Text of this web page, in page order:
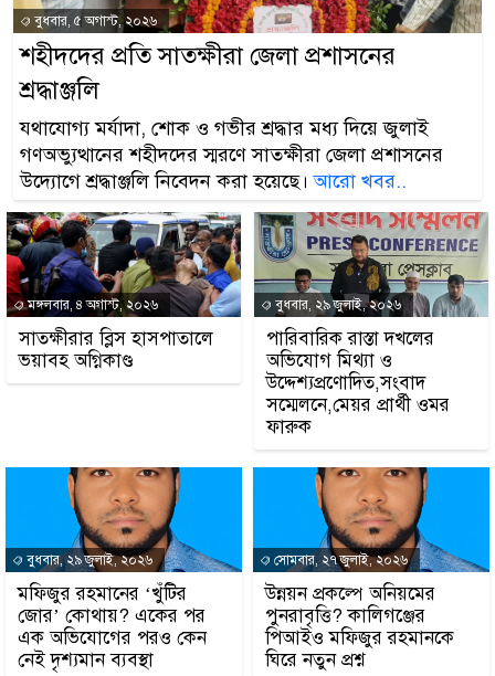
বুধবার, ৫ অগাস্ট, ২০২৬
শহীদদের প্রতি সাতক্ষীরা জেলা প্রশাসনের
শ্রদ্ধাঞ্জলি
যথাযোগ্য মর্যাদা, শোক ও গভীর শ্রদ্ধার মধ্য দিয়ে জুলাই
গণঅভ্যুত্থানের শহীদদের স্মরণে সাতক্ষীরা জেলা প্রশাসনের
উদ্যোগে শ্রদ্ধাঞ্জলি নিবেদন করা হয়েছে।আরো খবর..
মঙ্গলবার, ৪ অগাস্ট, ২০২৬
সাতক্ষীরার ব্লিস হাসপাতালে
ভয়াবহ অগ্নিকাণ্ড
বুধবার, ২৯ জুলাই, ২০২৬
পারিবারিক রাস্তা দখলের
অভিযোগ মিথ্যা ও
উদ্দেশ্যপ্রণোদিত,সংবাদ
সম্মেলনে,মেয়র প্রার্থী ওমর
ফারুক
বুধবার, ২৯ জুলাই, ২০২৬
মফিজুর রহমানের ‘খুঁটির
জোর’ কোথায়? একের পর
এক অভিযোগের পরও কেন
নেই দৃশ্যমান ব্যবস্থা
সোমবার, ২৭ জুলাই, ২০২৬
উন্নয়ন প্রকল্পে অনিয়মের
পুনরাবৃত্তি? কালিগঞ্জের
পিআইও মফিজুর রহমানকে
ঘিরে নতুন প্রশ্ন